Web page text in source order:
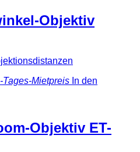
Objektiv
Tages-Mietpreis In den
Objektiv ET-